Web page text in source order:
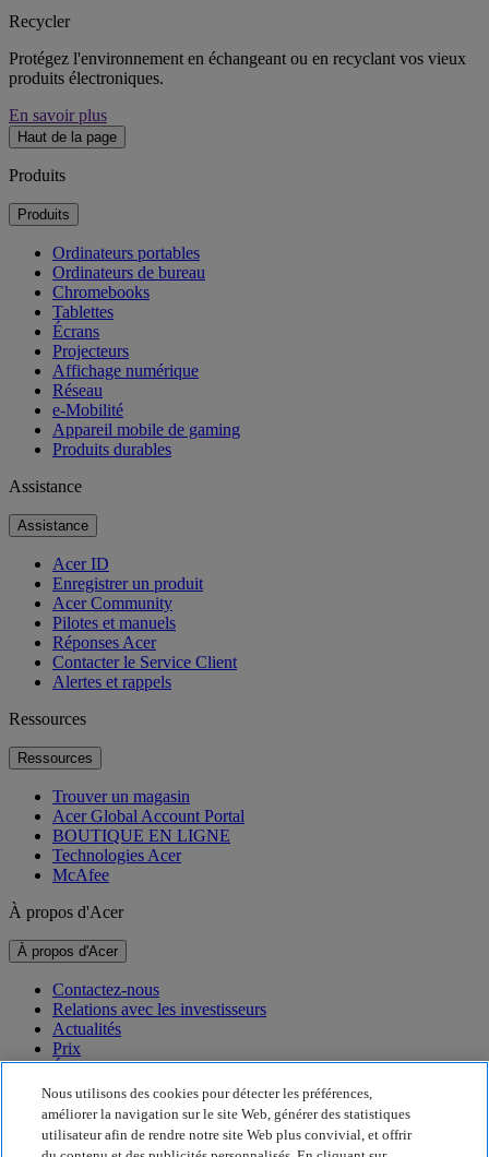
Recycler
Protégez l'environnement en échangeant ou en recyclant vos vieux
produits électroniques.
En savoir plus
Haut de la page
Produits
Produits
Ordinateurs portables
Ordinateurs de bureau
Chromebooks
Tablettes
Écrans
Projecteurs
Affichage numérique
Réseau
e-Mobilité
Appareil mobile de gaming
Produits durables
Assistance
Assistance
Acer ID
Enregistrer un produit
Acer Community
Pilotes et manuels
Réponses Acer
Contacter le Service Client
Alertes et rappels
Ressources
Ressources
Trouver un magasin
Acer Global Account Portal
BOUTIQUE EN LIGNE
Technologies Acer
McAfee
À propos d'Acer
À propos d'Acer
Contactez-nous
Relations avec les investisseurs
Actualités
Prix
Événements
Développement durable
Développement durable
Nous utilisons des cookies pour détecter les préférences,
améliorer la navigation sur le site Web, générer des statistiques
utilisateur afin de rendre notre site Web plus convivial, et offrir